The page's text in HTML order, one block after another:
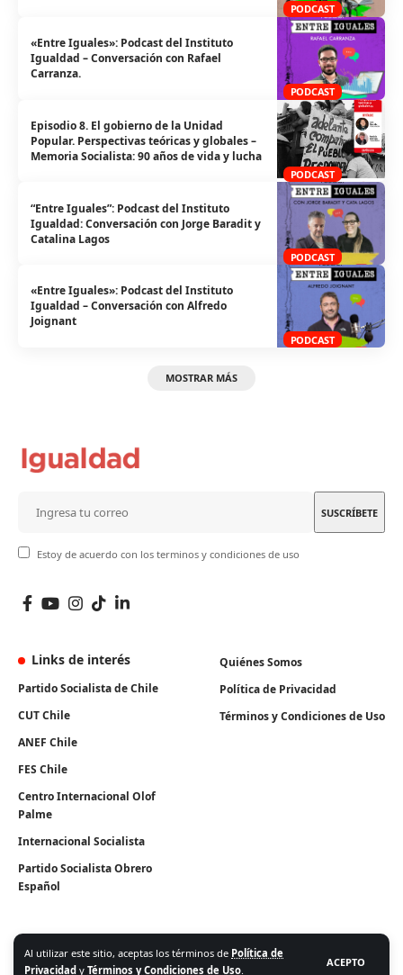
Al utilizar este sitio, aceptas los términos de Política de
Privacidad y Términos y Condiciones de Uso.
ACEPTO
PODCAST
PODCAST
«Entre Iguales»: Podcast del Instituto
Igualdad – Conversación con Rafael
Carranza.
PODCAST
Episodio 8. El gobierno de la Unidad
Popular. Perspectivas teóricas y globales –
Memoria Socialista: 90 años de vida y lucha
PODCAST
“Entre Iguales”: Podcast del Instituto
Igualdad: Conversación con Jorge Baradit y
Catalina Lagos
PODCAST
«Entre Iguales»: Podcast del Instituto
Igualdad – Conversación con Alfredo
Joignant
MOSTRAR MÁS
Estoy de acuerdo con los terminos y condiciones de uso
Links de interés
Partido Socialista de Chile
CUT Chile
ANEF Chile
FES Chile
Centro Internacional Olof
Palme
Internacional Socialista
Partido Socialista Obrero
Español
Quiénes Somos
Política de Privacidad
Términos y Condiciones de Uso